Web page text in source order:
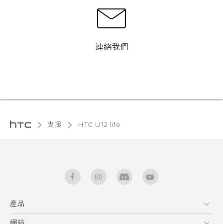
連絡我們
支援 HTC U12 life‎
產品
5G